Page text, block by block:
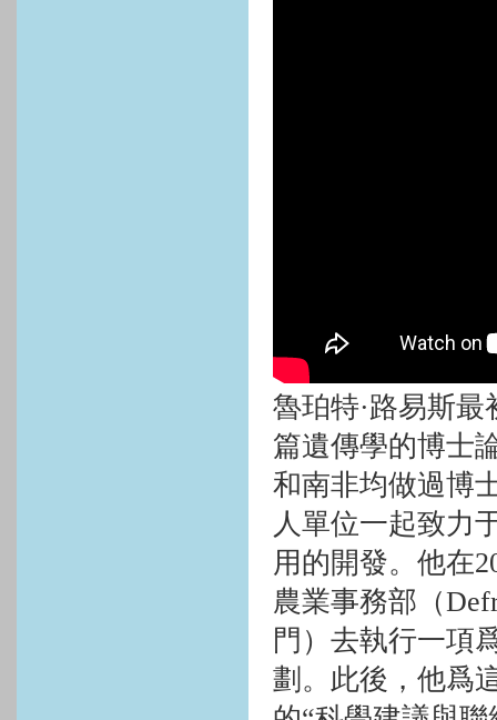
魯珀特·路易斯
篇遺傳學的博士
和南非均做過博
人單位一起致力
用的開發。他在
農業事務部（
門）去執行一項
劃。此後，他爲